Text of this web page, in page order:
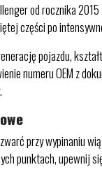
od rocznika
części po
pojazdu,
numeru OEM z
przy wypinaniu
punktach,